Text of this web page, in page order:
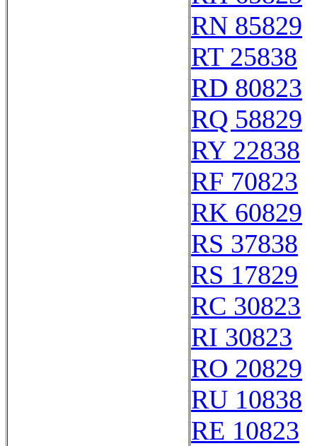
RN 85829
RT 25838
RD 80823
RQ 58829
RY 22838
RF 70823
RK 60829
RS 37838
RS 17829
RC 30823
RI 30823
RO 20829
RU 10838
RE 10823